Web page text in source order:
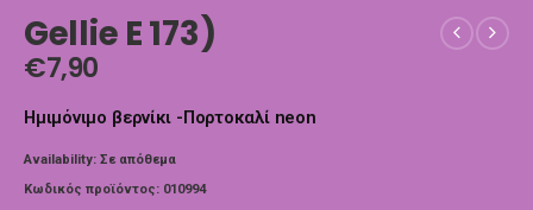
Gellie E 173)
€7,90
Ημιμόνιμο βερνίκι -Πορτοκαλί neon
Availability: Σε απόθεμα
Κωδικός προϊόντος: 010994